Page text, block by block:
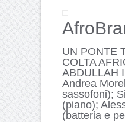
UN PONTE
COLTA
ABDULLAH
Andrea
sassofoni);
(piano);
(batteria e